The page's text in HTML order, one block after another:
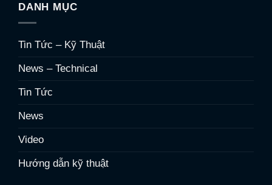
DANH MỤC
Tin Tức – Kỹ Thuật
News – Technical
Tin Tức
News
Video
Hướng dẫn kỹ thuật